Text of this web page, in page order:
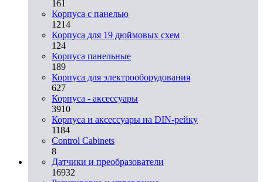
161
Корпуса с панелью
1214
Корпуса для 19 дюймовых схем
124
Корпуса панельные
189
Корпуса для электрооборудования
627
Корпуса - аксессуары
3910
Корпуса и аксессуары на DIN-рейку
1184
Control Cabinets
8
Датчики и преобразователи
16932